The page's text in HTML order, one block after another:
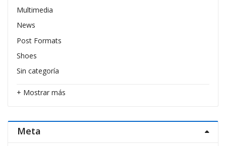
Multimedia
News
Post Formats
Shoes
Sin categoría
+ Mostrar más
Meta